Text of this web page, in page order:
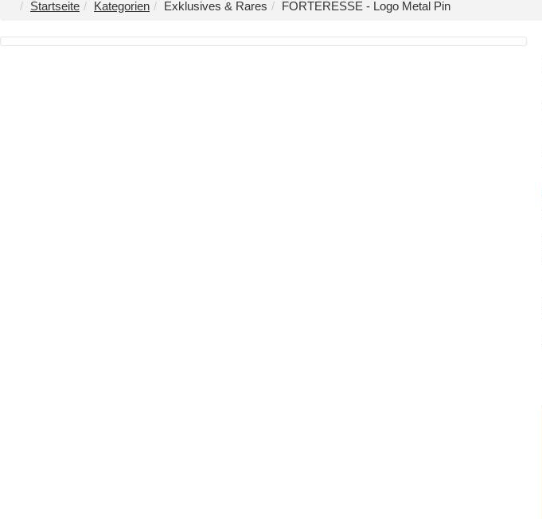
Startseite Kategorien Exklusives & Rares FORTERESSE - Logo Metal Pin